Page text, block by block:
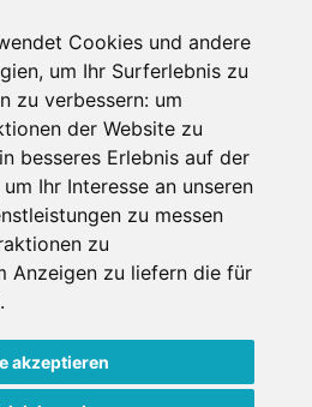
Cookies und andere
um Ihr Surferlebnis zu
zu verbessern: um
der Website zu
besseres Erlebnis auf der
um Ihr Interesse an unseren
zu messen
zu
Anzeigen zu liefern die für
.
akzeptieren
Minute
der Piste
Wellness
SKI APP
APP für iOS und Android - Ein
und Schneefreaks!